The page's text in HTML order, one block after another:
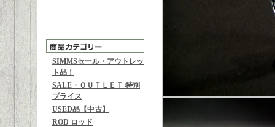
SIMMSセール・アウトレッ
ト品！
SALE・ＯＵＴＬＥＴ 特別
プライス
USED品【中古】
ROD ロッド